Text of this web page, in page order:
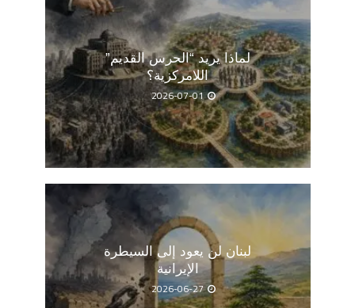
لماذا يريد “الحرس القديم”
اللامركزية؟
2026-07-01
لبنان لن يعود إلى السيطرة
الإيرانية
2026-06-27